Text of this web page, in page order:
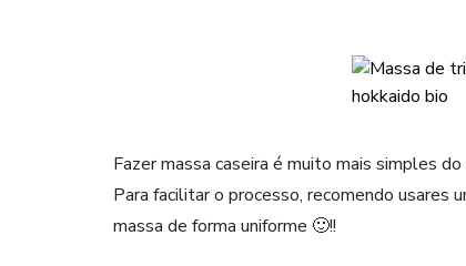
Fazer massa caseira é muito mais simples
Para facilitar o processo, recomendo usares
massa de forma uniforme 🙂!!